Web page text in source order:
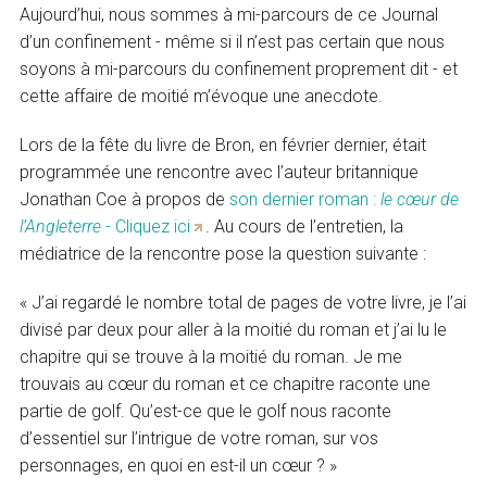
Aujourd’hui, nous sommes à mi-parcours de ce Journal
d’un confinement - même si il n’est pas certain que nous
soyons à mi-parcours du confinement proprement dit - et
cette affaire de moitié m’évoque une anecdote.
Lors de la fête du livre de Bron, en février dernier, était
programmée une rencontre avec l’auteur britannique
Jonathan Coe à propos deson dernier roman :le cœur de
l’Angleterre - Cliquez ici
. Au cours de l’entretien, la
médiatrice de la rencontre pose la question suivante :
« J’ai regardé le nombre total de pages de votre livre, je l’ai
divisé par deux pour aller à la moitié du roman et j’ai lu le
chapitre qui se trouve à la moitié du roman. Je me
trouvais au cœur du roman et ce chapitre raconte une
partie de golf. Qu’est-ce que le golf nous raconte
d’essentiel sur l’intrigue de votre roman, sur vos
personnages, en quoi en est-il un cœur ? »